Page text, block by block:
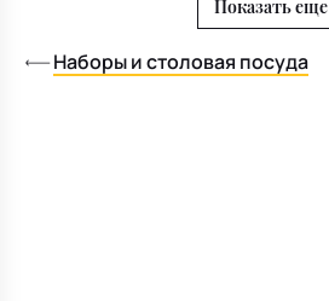
Показать еще
Наборы и столовая посуда